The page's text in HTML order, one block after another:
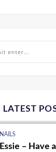
LATEST
NAILS
Essie – Have